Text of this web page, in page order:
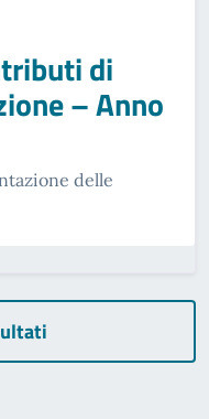
di
– Anno
delle